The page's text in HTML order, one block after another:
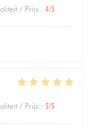
/ Prijs : 4/5
/ Prijs : 5/5